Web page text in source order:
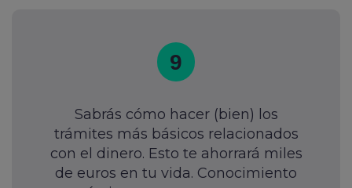
9
Sabrás cómo hacer (bien) los
trámites más básicos relacionados
con el dinero. Esto te ahorrará miles
de euros en tu vida. Conocimiento